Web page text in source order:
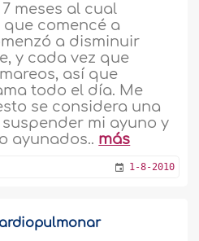
meses al cual
comencé a
a disminuir
y cada vez que
así que
todo el día. Me
se considera una
mi ayuno y
ayunados.. más
1-8-2010